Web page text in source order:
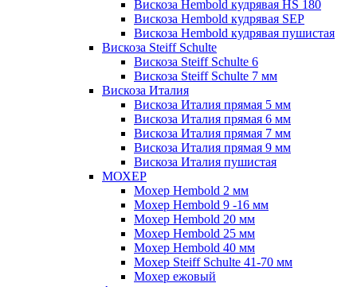
Вискоза Hembold кудрявая HS 180
Вискоза Hembold кудрявая SEP
Вискоза Hembold кудрявая пушистая
Вискоза Steiff Schulte
Вискоза Steiff Schulte 6
Вискоза Steiff Schulte 7 мм
Вискоза Италия
Вискоза Италия прямая 5 мм
Вискоза Италия прямая 6 мм
Вискоза Италия прямая 7 мм
Вискоза Италия прямая 9 мм
Вискоза Италия пушистая
МОХЕР
Мохер Hembold 2 мм
Мохер Hembold 9 -16 мм
Мохер Hembold 20 мм
Мохер Hembold 25 мм
Мохер Hembold 40 мм
Мохер Steiff Schulte 41-70 мм
Мохер ежовый